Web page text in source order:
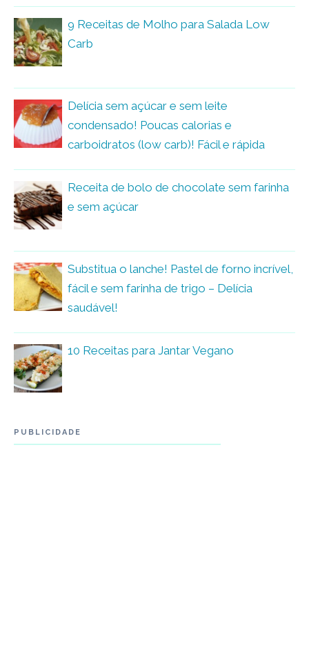
9 Receitas de Molho para Salada Low
Carb
Delícia sem açúcar e sem leite
condensado! Poucas calorias e
carboidratos (low carb)! Fácil e rápida
Receita de bolo de chocolate sem farinha
e sem açúcar
Substitua o lanche! Pastel de forno incrível,
fácil e sem farinha de trigo – Delícia
saudável!
10 Receitas para Jantar Vegano
PUBLICIDADE